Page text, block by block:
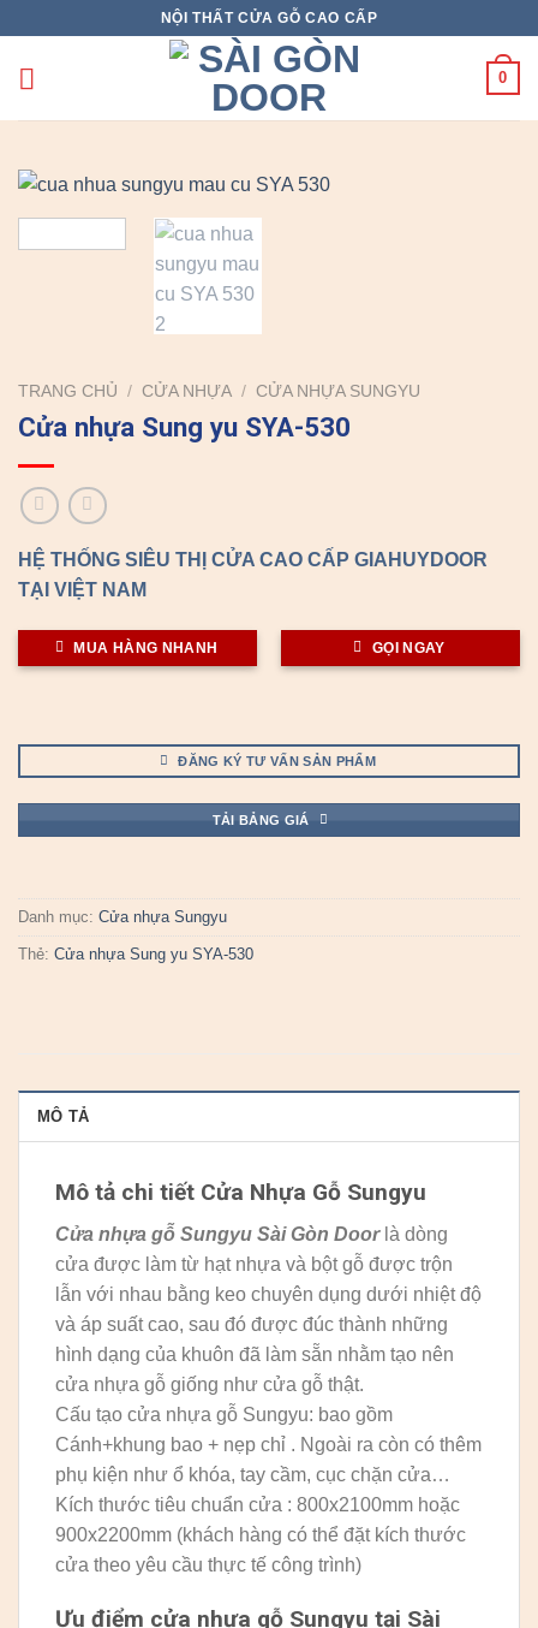
content
NỘI THẤT CỬA GỖ CAO CẤP
0
TRANG CHỦ / CỬA NHỰA / CỬA NHỰA SUNGYU
Cửa nhựa Sung yu SYA-530
HỆ THỐNG SIÊU THỊ CỬA CAO CẤP GIAHUYDOOR
TẠI VIỆT NAM
MUA HÀNG NHANH GỌI NGAY
ĐĂNG KÝ TƯ VẤN SẢN PHẨM
TẢI BẢNG GIÁ
Danh mục: Cửa nhựa Sungyu
Thẻ: Cửa nhựa Sung yu SYA-530
MÔ TẢ
Mô tả chi tiết Cửa Nhựa Gỗ Sungyu
Cửa nhựa gỗ Sungyu Sài Gòn Doorlà dòng
cửa được làm từ hạt nhựa và bột gỗ được trộn
lẫn với nhau bằng keo chuyên dụng dưới nhiệt độ
và áp suất cao, sau đó được đúc thành những
hình dạng của khuôn đã làm sẵn nhằm tạo nên
cửa nhựa gỗ giống như cửa gỗ thật.
Cấu tạo cửa nhựa gỗ Sungyu: bao gồm
Cánh+khung bao + nẹp chỉ . Ngoài ra còn có thêm
phụ kiện như ổ khóa, tay cầm, cục chặn cửa…
Kích thước tiêu chuẩn cửa : 800x2100mm hoặc
900x2200mm (khách hàng có thể đặt kích thước
cửa theo yêu cầu thực tế công trình)
Ưu điểm cửa nhựa gỗ Sungyu tại Sài